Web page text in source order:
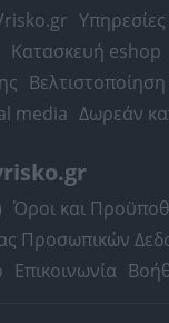
Κατασκευή eshop
Βελτιστοποίηση
media Δωρεάν
Όροι και
Προσωπικών
Επικοινωνία